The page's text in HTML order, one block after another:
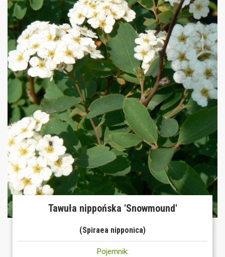
Tawuła nippońska 'Snowmound'
(Spiraea nipponica)
Pojemnik: